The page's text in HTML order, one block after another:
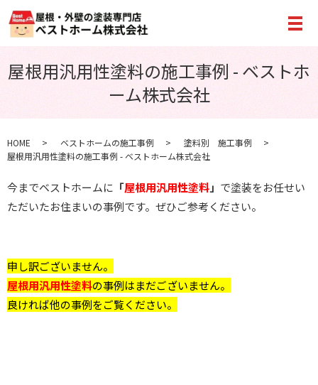
メ
屋根用汎用性塗料の施工事例 - ベストホ
ーム株式会社
HOME ベストホームの施工事例
塗料別 施工事例
屋根用汎用性塗料の施工事例 - ベストホーム株式会社
今までベストホームに 「屋根用汎用性塗料」 で塗装をお任せい
ただいたお住まいの事例です。ぜひご参考ください。
申し訳ございません。
屋根用汎用性塗料の事例はまだございません。
良ければ他の事例をご覧ください。